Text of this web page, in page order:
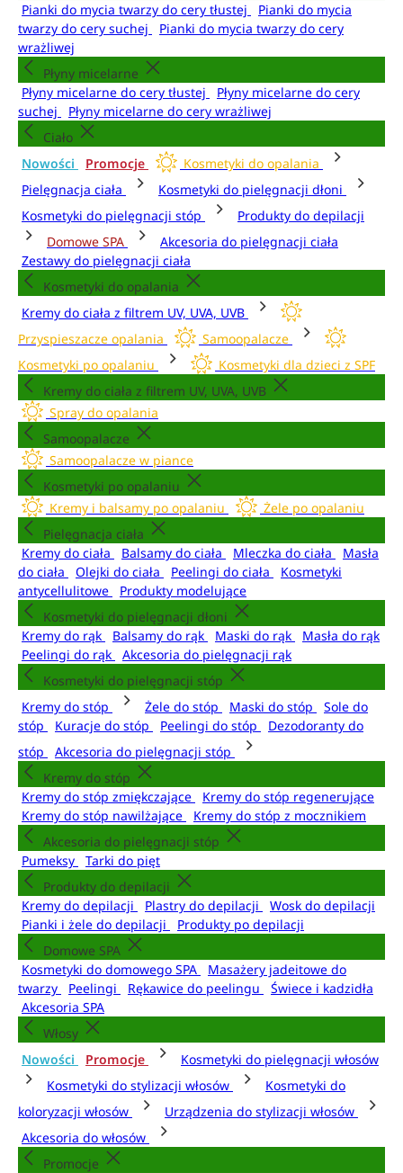
Pianki do mycia twarzy do cery tłustej
Pianki do mycia
twarzy do cery suchej
Pianki do mycia twarzy do cery
wrażliwej
Płyny micelarne
Płyny micelarne do cery tłustej
Płyny micelarne do cery
suchej
Płyny micelarne do cery wrażliwej
Ciało
Nowości
Promocje
Kosmetyki do opalania
Pielęgnacja ciała
Kosmetyki do pielęgnacji dłoni
Kosmetyki do pielęgnacji stóp
Produkty do depilacji
Domowe SPA
Akcesoria do pielęgnacji ciała
Zestawy do pielęgnacji ciała
Kosmetyki do opalania
Kremy do ciała z filtrem UV, UVA, UVB
Przyspieszacze opalania
Samoopalacze
Kosmetyki po opalaniu
Kosmetyki dla dzieci z SPF
Kremy do ciała z filtrem UV, UVA, UVB
Spray do opalania
Samoopalacze
Samoopalacze w piance
Kosmetyki po opalaniu
Kremy i balsamy po opalaniu
Żele po opalaniu
Pielęgnacja ciała
Kremy do ciała
Balsamy do ciała Mleczka do ciała
Masła
do ciała
Olejki do ciała Peelingi do ciała
Kosmetyki
antycellulitowe
Produkty modelujące
Kosmetyki do pielęgnacji dłoni
Kremy do rąk
Balsamy do rąk Maski do rąk
Masła do rąk
Peelingi do rąk
Akcesoria do pielęgnacji rąk
Kosmetyki do pielęgnacji stóp
Kremy do stóp
Żele do stóp Maski do stóp
Sole do
stóp
Kuracje do stóp Peelingi do stóp
Dezodoranty do
stóp
Akcesoria do pielęgnacji stóp
Kremy do stóp
Kremy do stóp zmiękczające
Kremy do stóp regenerujące
Kremy do stóp nawilżające
Kremy do stóp z mocznikiem
Akcesoria do pielęgnacji stóp
Pumeksy
Tarki do pięt
Produkty do depilacji
Kremy do depilacji
Plastry do depilacji
Wosk do depilacji
Pianki i żele do depilacji
Produkty po depilacji
Domowe SPA
Kosmetyki do domowego SPA
Masażery jadeitowe do
twarzy
Peelingi Rękawice do peelingu
Świece i kadzidła
Akcesoria SPA
Włosy
Nowości
Promocje
Kosmetyki do pielęgnacji włosów
Kosmetyki do stylizacji włosów
Kosmetyki do
koloryzacji włosów
Urządzenia do stylizacji włosów
Akcesoria do włosów
Promocje